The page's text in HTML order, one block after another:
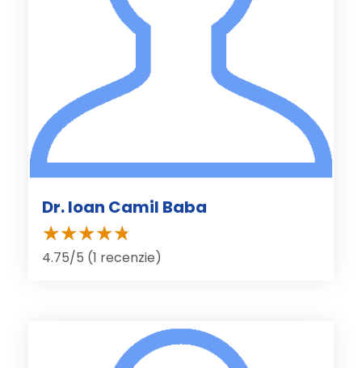
Dr. Ioan Camil Baba
4.75/5 (1 recenzie)